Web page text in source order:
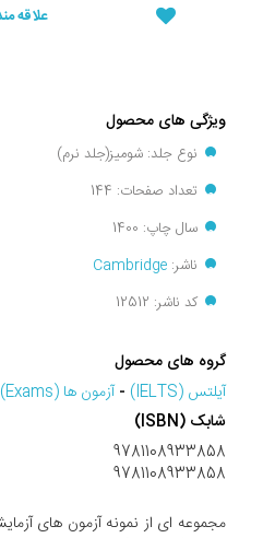
علاقه
ویژگی های محصول
نوع جلد: شومیز(جلد نرم)
تعداد صفحات: 144
سال چاپ: 1400
ناشر: Cambridge
کد ناشر: 12512
گروه های محصول
آیلتس (IELTS)
- آزمون ها (Exams)
شابک (ISBN)
9781108933858
9781108933858
مجموعه ای از نمونه آزمون های